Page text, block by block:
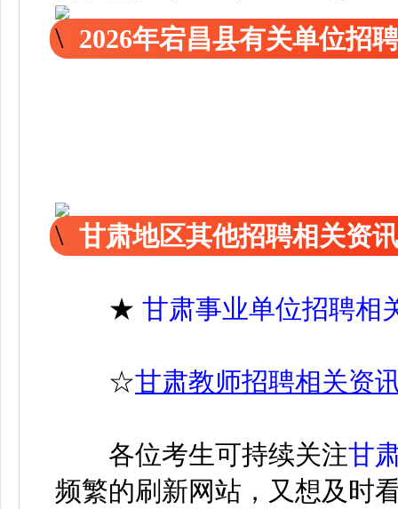
2026年宕昌县有关单位招
甘肃地区其他招聘相关资
★ 甘肃事业单位招聘相
☆甘肃教师招聘相关资
各位考生可持续关注甘
频繁的刷新网站，又想及时